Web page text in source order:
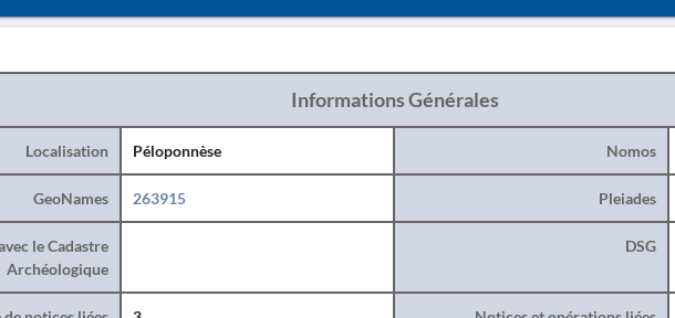
Informations Générales
Localisation Péloponnèse Nomos
GeoNames 263915 Pleiades
le Cadastre
Archéologique
DSG